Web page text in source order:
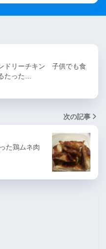
ドリーチキン 子供でも食
たった…
次の記事
た鶏ムネ肉